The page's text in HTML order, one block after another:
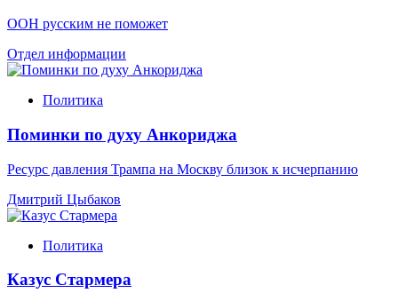
ООН русским не поможет
Отдел информации
Политика
Поминки по духу Анкориджа
Ресурс давления Трампа на Москву близок к исчерпанию
Дмитрий Цыбаков
Политика
Казус Стармера